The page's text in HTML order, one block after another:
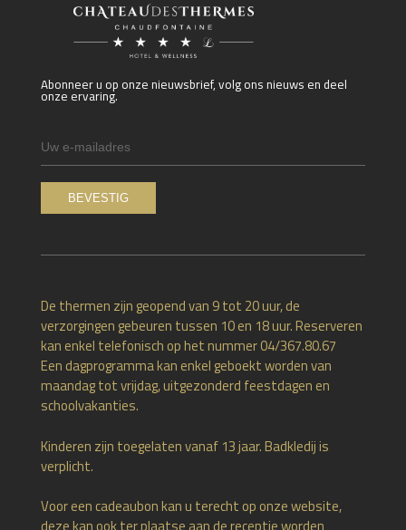
Abonneer u op onze nieuwsbrief, volg ons nieuws en deel
onze ervaring.
De thermen zijn geopend van 9 tot 20 uur, de
verzorgingen gebeuren tussen 10 en 18 uur. Reserveren
kan enkel telefonisch op het nummer 04/367.80.67
Een dagprogramma kan enkel geboekt worden van
maandag tot vrijdag, uitgezonderd feestdagen en
schoolvakanties.
Kinderen zijn toegelaten vanaf 13 jaar. Badkledij is
verplicht.
Voor een cadeaubon kan u terecht op onze website,